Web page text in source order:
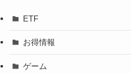
ETF
お得情報
ゲーム